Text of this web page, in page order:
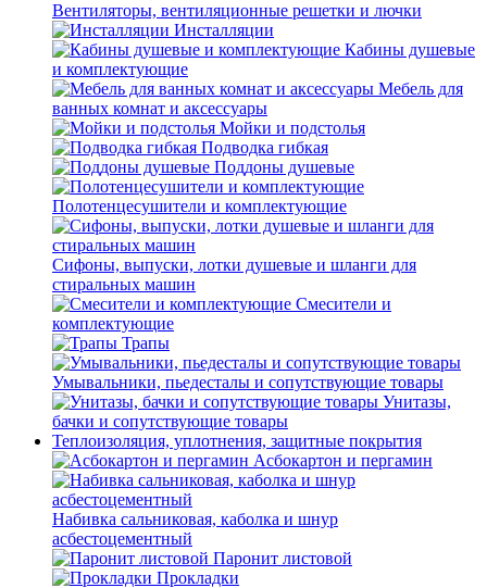
Вентиляторы, вентиляционные решетки и лючки
Инсталляции
Кабины душевые
и комплектующие
Мебель для
ванных комнат и аксессуары
Мойки и подстолья
Подводка гибкая
Поддоны душевые
Полотенцесушители и комплектующие
Сифоны, выпуски, лотки душевые и шланги для
стиральных машин
Смесители и
комплектующие
Трапы
Умывальники, пьедесталы и сопутствующие товары
Унитазы,
бачки и сопутствующие товары
Теплоизоляция, уплотнения, защитные покрытия
Асбокартон и пергамин
Набивка сальниковая, каболка и шнур
асбестоцементный
Паронит листовой
Прокладки